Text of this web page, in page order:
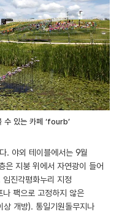
수 있는 카페 ‘fourb’
. 야외 테이블에서는 9월
은 지붕 위에서 자연광이 들어
진각평화누리 지정
팩으로 고정하지 않은
개방). 통일기원돌무지나